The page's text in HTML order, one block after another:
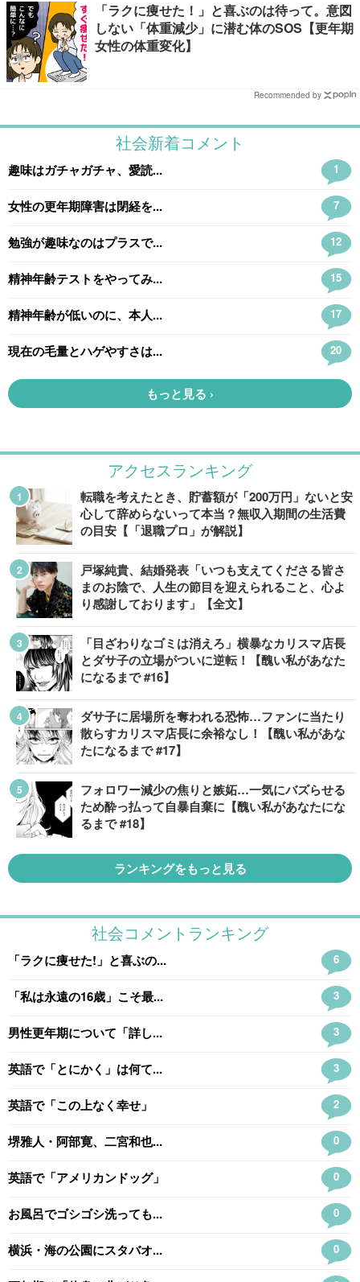
「ラクに痩せた！」と喜ぶのは待って。意図
しない「体重減少」に潜む体のSOS【更年期
女性の体重変化】
Recommended by
アクセスランキング
転職を考えたとき、貯蓄額が「200万円」ないと安
心して辞めらないって本当？無収入期間の生活費
の目安【「退職プロ」が解説】
戸塚純貴、結婚発表「いつも支えてくださる皆さ
まのお陰で、人生の節目を迎えられること、心よ
り感謝しております」【全文】
「目ざわりなゴミは消えろ」横暴なカリスマ店長
とダサ子の立場がついに逆転！【醜い私があなた
になるまで #16】
ダサ子に居場所を奪われる恐怖…ファンに当たり
散らすカリスマ店長に余裕なし！【醜い私があな
たになるまで #17】
フォロワー減少の焦りと嫉妬…一気にバズらせる
ため酔っ払って自暴自棄に【醜い私があなたにな
るまで #18】
ランキングをもっと見る